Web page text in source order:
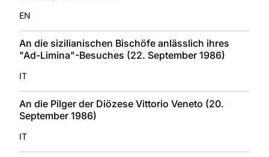
EN
An die sizilianischen Bischöfe anlässlich ihres
"Ad-Limina"-Besuches (22. September 1986)
IT
An die Pilger der Diözese Vittorio Veneto (20.
September 1986)
IT